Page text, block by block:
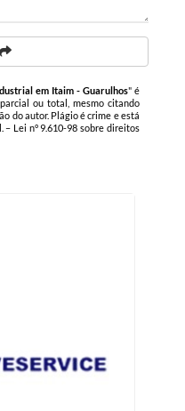
em Itaim - Guarulhos" é
ou total, mesmo citando
do autor. Plágio é crime e está
– Lei n° 9.610-98 sobre direitos